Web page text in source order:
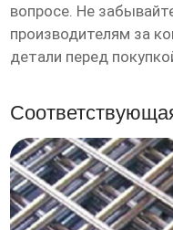
вопросе. Не
производителям за
детали перед